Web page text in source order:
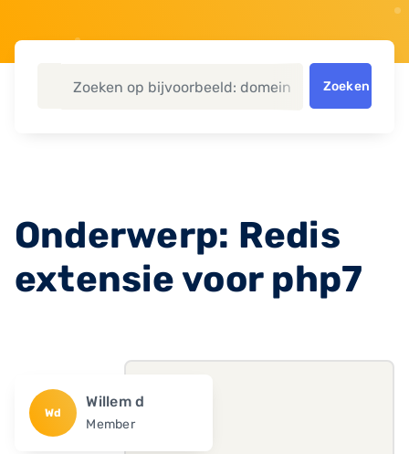
Zoeken
Onderwerp: Redis
extensie voor php7
Wd
Willem d
Member